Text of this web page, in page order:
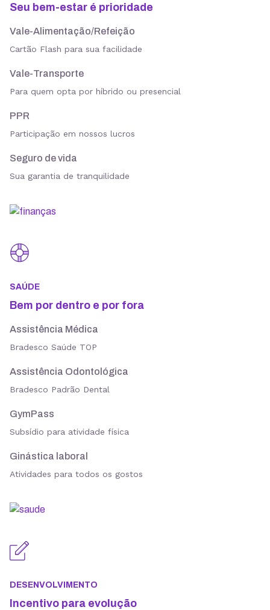
Seu bem-estar é prioridade
Vale-Alimentação/Refeição
Cartão Flash para sua facilidade
Vale-Transporte
Para quem opta por híbrido ou presencial
PPR
Participação em nossos lucros
Seguro de vida
Sua garantia de tranquilidade
SAÚDE
Bem por dentro e por fora
Assistência Médica
Bradesco Saúde TOP
Assistência Odontológica
Bradesco Padrão Dental
GymPass
Subsídio para atividade física
Ginástica laboral
Atividades para todos os gostos
DESENVOLVIMENTO
Incentivo para evolução